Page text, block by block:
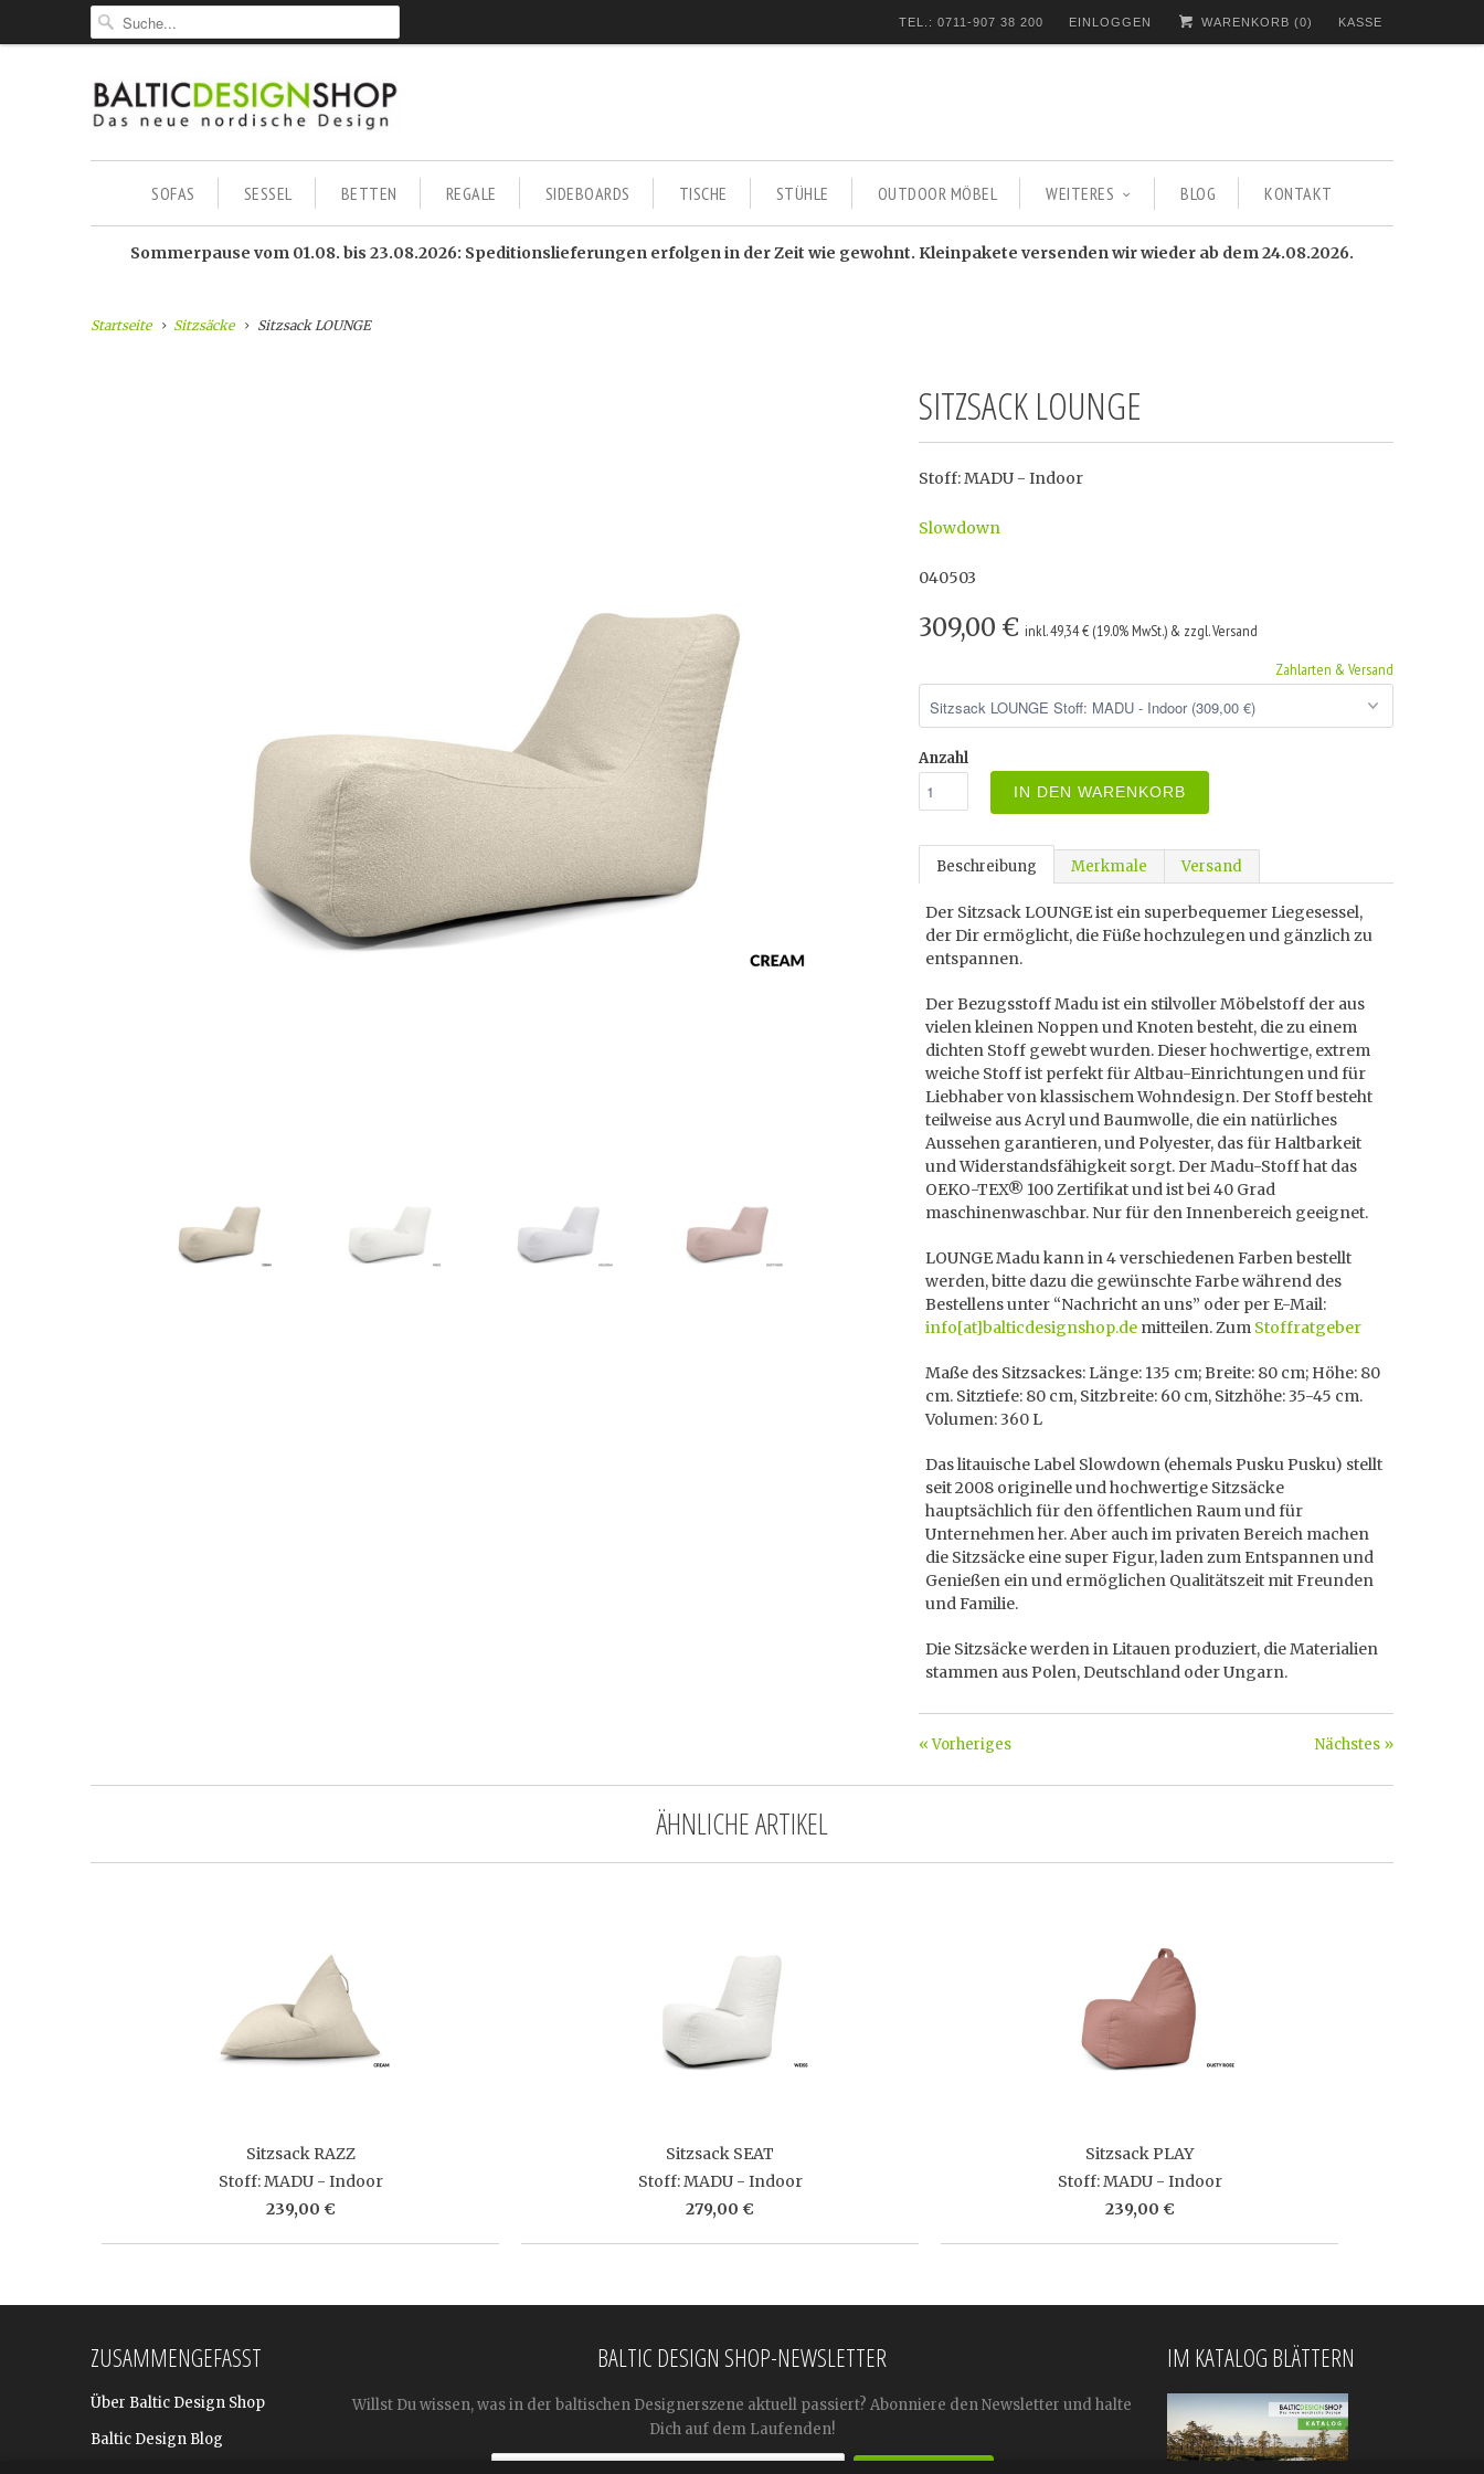
TEL.: 0711-907 38 200 EINLOGGEN WARENKORB (0) KASSE
SOFAS SESSEL BETTEN REGALE SIDEBOARDS TISCHE STÜHLE OUTDOOR MÖBEL WEITERES BLOG KONTAKT
Sommerpause vom 01.08. bis 23.08.2026: Speditionslieferungen erfolgen in der Zeit wie gewohnt. Kleinpakete versenden wir wieder ab dem 24.08.2026.
Startseite Sitzsäcke Sitzsack LOUNGE
SITZSACK LOUNGE
Stoff: MADU - Indoor
Slowdown
040503
309,00 € inkl. 49,34 € (19.0% MwSt.) & zzgl. Versand
Zahlarten & Versand
Anzahl
IN DEN WARENKORB
Beschreibung Merkmale Versand
Der Sitzsack LOUNGE ist ein superbequemer Liegesessel,
der Dir ermöglicht, die Füße hochzulegen und gänzlich zu
entspannen.
Der Bezugsstoff Madu ist ein stilvoller Möbelstoff der aus
vielen kleinen Noppen und Knoten besteht, die zu einem
dichten Stoff gewebt wurden. Dieser hochwertige, extrem
weiche Stoff ist perfekt für Altbau-Einrichtungen und für
Liebhaber von klassischem Wohndesign. Der Stoff besteht
teilweise aus Acryl und Baumwolle, die ein natürliches
Aussehen garantieren, und Polyester, das für Haltbarkeit
und Widerstandsfähigkeit sorgt. Der Madu-Stoff hat das
OEKO-TEX® 100 Zertifikat und ist bei 40 Grad
maschinenwaschbar. Nur für den Innenbereich geeignet.
LOUNGE Madu kann in 4 verschiedenen Farben bestellt
werden, bitte dazu die gewünschte Farbe während des
Bestellens unter “Nachricht an uns” oder per E-Mail:
info[at]balticdesignshop.de mitteilen. Zum Stoffratgeber
Maße des Sitzsackes: Länge: 135 cm; Breite: 80 cm; Höhe: 80
cm. Sitztiefe: 80 cm, Sitzbreite: 60 cm, Sitzhöhe: 35-45 cm.
Volumen: 360 L
Das litauische Label Slowdown (ehemals Pusku Pusku) stellt
seit 2008 originelle und hochwertige Sitzsäcke
hauptsächlich für den öffentlichen Raum und für
Unternehmen her. Aber auch im privaten Bereich machen
die Sitzsäcke eine super Figur, laden zum Entspannen und
Genießen ein und ermöglichen Qualitätszeit mit Freunden
und Familie.
Die Sitzsäcke werden in Litauen produziert, die Materialien
stammen aus Polen, Deutschland oder Ungarn.
Nächstes »
« Vorheriges
ÄHNLICHE ARTIKEL
Sitzsack RAZZ
Stoff: MADU - Indoor
239,00 €
Sitzsack SEAT
Stoff: MADU - Indoor
279,00 €
Sitzsack PLAY
Stoff: MADU - Indoor
239,00 €
ZUSAMMENGEFASST
Über Baltic Design Shop
Baltic Design Blog
BALTIC DESIGN SHOP-NEWSLETTER
Willst Du wissen, was in der baltischen Designerszene aktuell passiert? Abonniere den Newsletter und halte
Dich auf dem Laufenden!
IM KATALOG BLÄTTERN